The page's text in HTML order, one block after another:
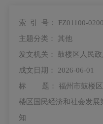
索 引 号： FZ01100-
主题分类： 其他
发文机关： 鼓楼区人民
成文日期： 2026-06-01
标 题： 福州市鼓楼
楼区国民经济和社会发展
知